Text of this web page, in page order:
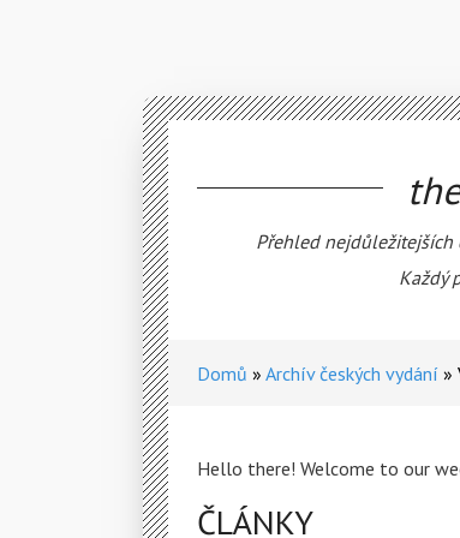
the
Přehled
Každý
Domů Archív českých vydání
Hello there! Welcome to our
ČLÁNKY